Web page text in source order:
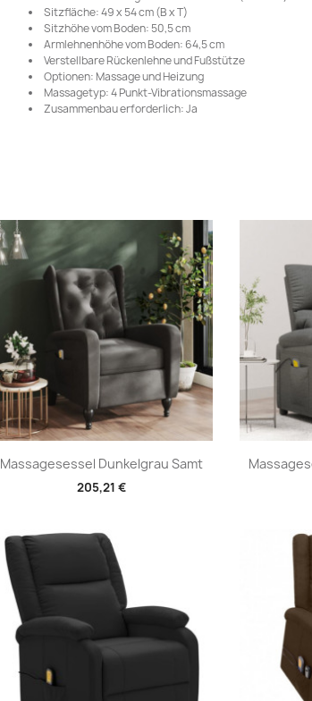
Sitzfläche: 49 x 54 cm (B x T)
Sitzhöhe vom Boden: 50,5 cm
Armlehnenhöhe vom Boden: 64,5 cm
Verstellbare Rückenlehne und Fußstütze
Optionen: Massage und Heizung
Massagetyp: 4 Punkt-Vibrationsmassage
Zusammenbau erforderlich: Ja
Massagesessel Dunkelgrau Samt
205,21 €
Vorschau